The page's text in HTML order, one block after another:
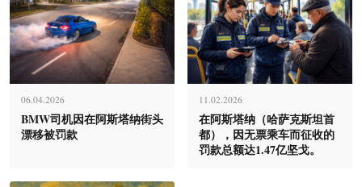
06.04.2026
BMW司机因在阿斯塔纳街头
漂移被罚款
11.02.2026
在阿斯塔纳（哈萨克斯坦首
都），因无票乘车而征收的
罚款总额达1.47亿坚戈。